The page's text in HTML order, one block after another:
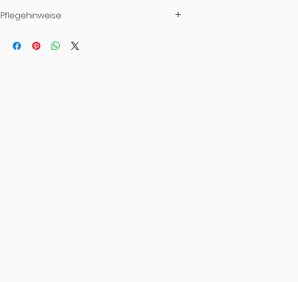
Pflegehinweise
- bitte nicht in den Trockner geben.